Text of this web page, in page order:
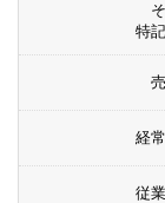
特
経
従